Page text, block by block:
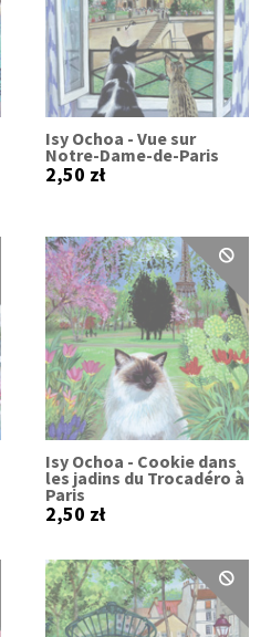
Isy Ochoa - Vue sur
Notre-Dame-de-Paris
2,50 zł
Isy Ochoa - Cookie dans
les jadins du Trocadéro à
Paris
2,50 zł